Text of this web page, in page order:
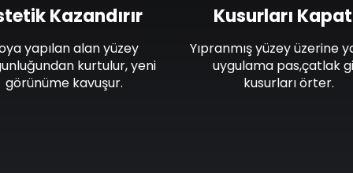
Kazandırır
yapılan alan yüzey
kurtulur, yeni
görünüme kavuşur.
Kusurları
Yıpranmış yüzey üzerine
uygulama pas,çatlak
kusurları örter.